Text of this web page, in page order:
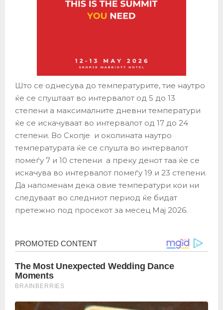
Што се однесува до температурите, тие наутро
ќе се спуштаат во интервалот од 5 до 13
степени а максималните дневни температури
ќе се искачуваат во интервалот од 17 до 24
степени. Во Скопје и околината наутро
температурата ќе се спушта во интервалот
помеѓу 7 и 10 степени а преку денот таа ќе се
искачува во интервалот помеѓу 19 и 23 степени.
Да напоменам дека овие температури кои ни
следуваат во следниот период ќе бидат
претежно под просекот за месец Мај 2026.